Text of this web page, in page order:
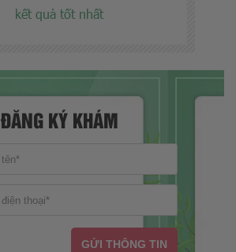
kết quả tốt nhất
ĐĂNG KÝ KHÁM
GỬI THÔNG TIN